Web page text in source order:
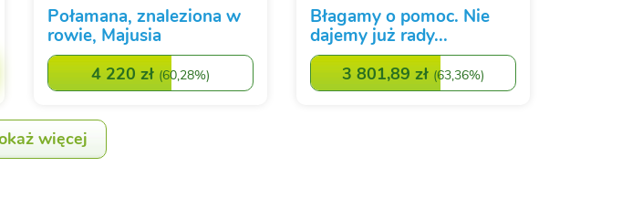
Połamana, znaleziona w
rowie, Majusia
4 220 zł (60,28%)
Błagamy o pomoc. Nie
dajemy już rady...
3 801,89 zł (63,36%)
więcej